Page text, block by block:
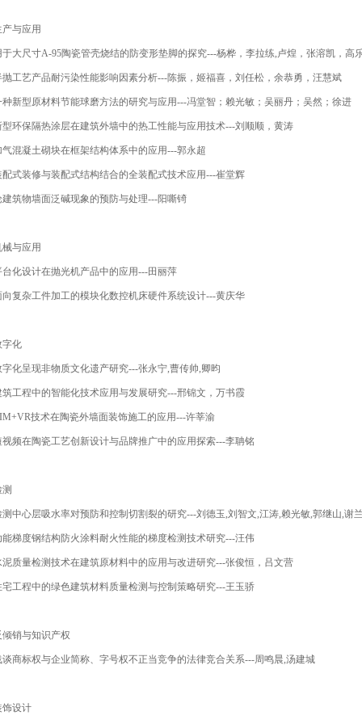
产与应用
于大尺寸A-95陶瓷管壳烧结的防变形垫脚的探究---杨桦，李拉练,卢煌，张溶凯，高
抛工艺产品耐污染性能影响因素分析---陈振，姬福喜，刘任松，余恭勇，汪慧斌
种新型原材料节能球磨方法的研究与应用---冯堂智；赖光敏；吴丽丹；吴然；徐进
型环保隔热涂层在建筑外墙中的热工性能与应用技术---刘顺顺，黄涛
气混凝土砌块在框架结构体系中的应用---郭永超
配式装修与装配式结构结合的全装配式技术应用---崔堂辉
建筑物墙面泛碱现象的预防与处理---阳嘶锜
械与应用
台化设计在抛光机产品中的应用---田丽萍
向复杂工件加工的模块化数控机床硬件系统设计---黄庆华
字化
字化呈现非物质文化遗产研究---张永宁,曹传帅,卿昀
筑工程中的智能化技术应用与发展研究---邢锦文，万书霞
技术在陶瓷外墙面装饰施工的应用---许莘渝
视频在陶瓷工艺创新设计与品牌推广中的应用探索---李聃铭
测中心层吸水率对预防和控制切割裂的研究---刘德玉,刘智文,江涛,赖光敏,郭继山,谢
能梯度钢结构防火涂料耐火性能的梯度检测技术研究---汪伟
泥质量检测技术在建筑原材料中的应用与改进研究---张俊恒，吕文营
宅工程中的绿色建筑材料质量检测与控制策略研究---王玉骄
倾销与知识产权
谈商标权与企业简称、字号权不正当竞争的法律竞合关系---周鸣晨,汤建城
饰设计